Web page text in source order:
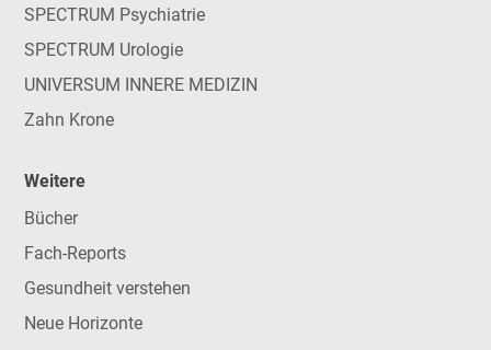
SPECTRUM Psychiatrie
SPECTRUM Urologie
UNIVERSUM INNERE MEDIZIN
Zahn Krone
Weitere
Bücher
Fach-Reports
Gesundheit verstehen
Neue Horizonte